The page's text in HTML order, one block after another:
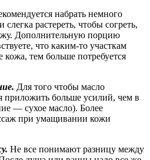
набрать немного
растереть, чтобы согреть,
Дополнительную порцию
что каким-то участкам
тем больше потребуется
Для того чтобы масло
приложить больше усилий, чем в
— сухое масло). Более
при умащивании кожи
Не все понимают разницу между